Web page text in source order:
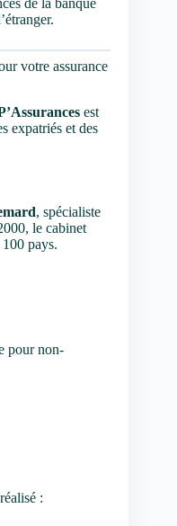
de la banque
votre assurance
est
expatriés et des
, spécialiste
le cabinet
pays.
pour non-
: